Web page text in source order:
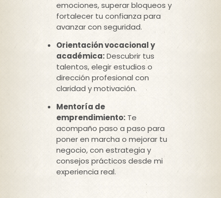
emociones, superar bloqueos y
fortalecer tu confianza para
avanzar con seguridad.
Orientación vocacional y
académica:Descubrir tus
talentos, elegir estudios o
dirección profesional con
claridad y motivación.
Mentoría de
emprendimiento: Te
acompaño paso a paso para
poner en marcha o mejorar tu
negocio, con estrategia y
consejos prácticos desde mi
experiencia real.